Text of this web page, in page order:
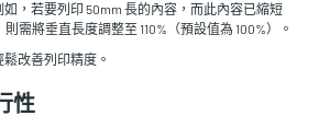
，若要列印 50mm 長的內容，而此內容已縮短
需將垂直長度調整至 110%（預設值為 100%）。
改善列印精度。
性